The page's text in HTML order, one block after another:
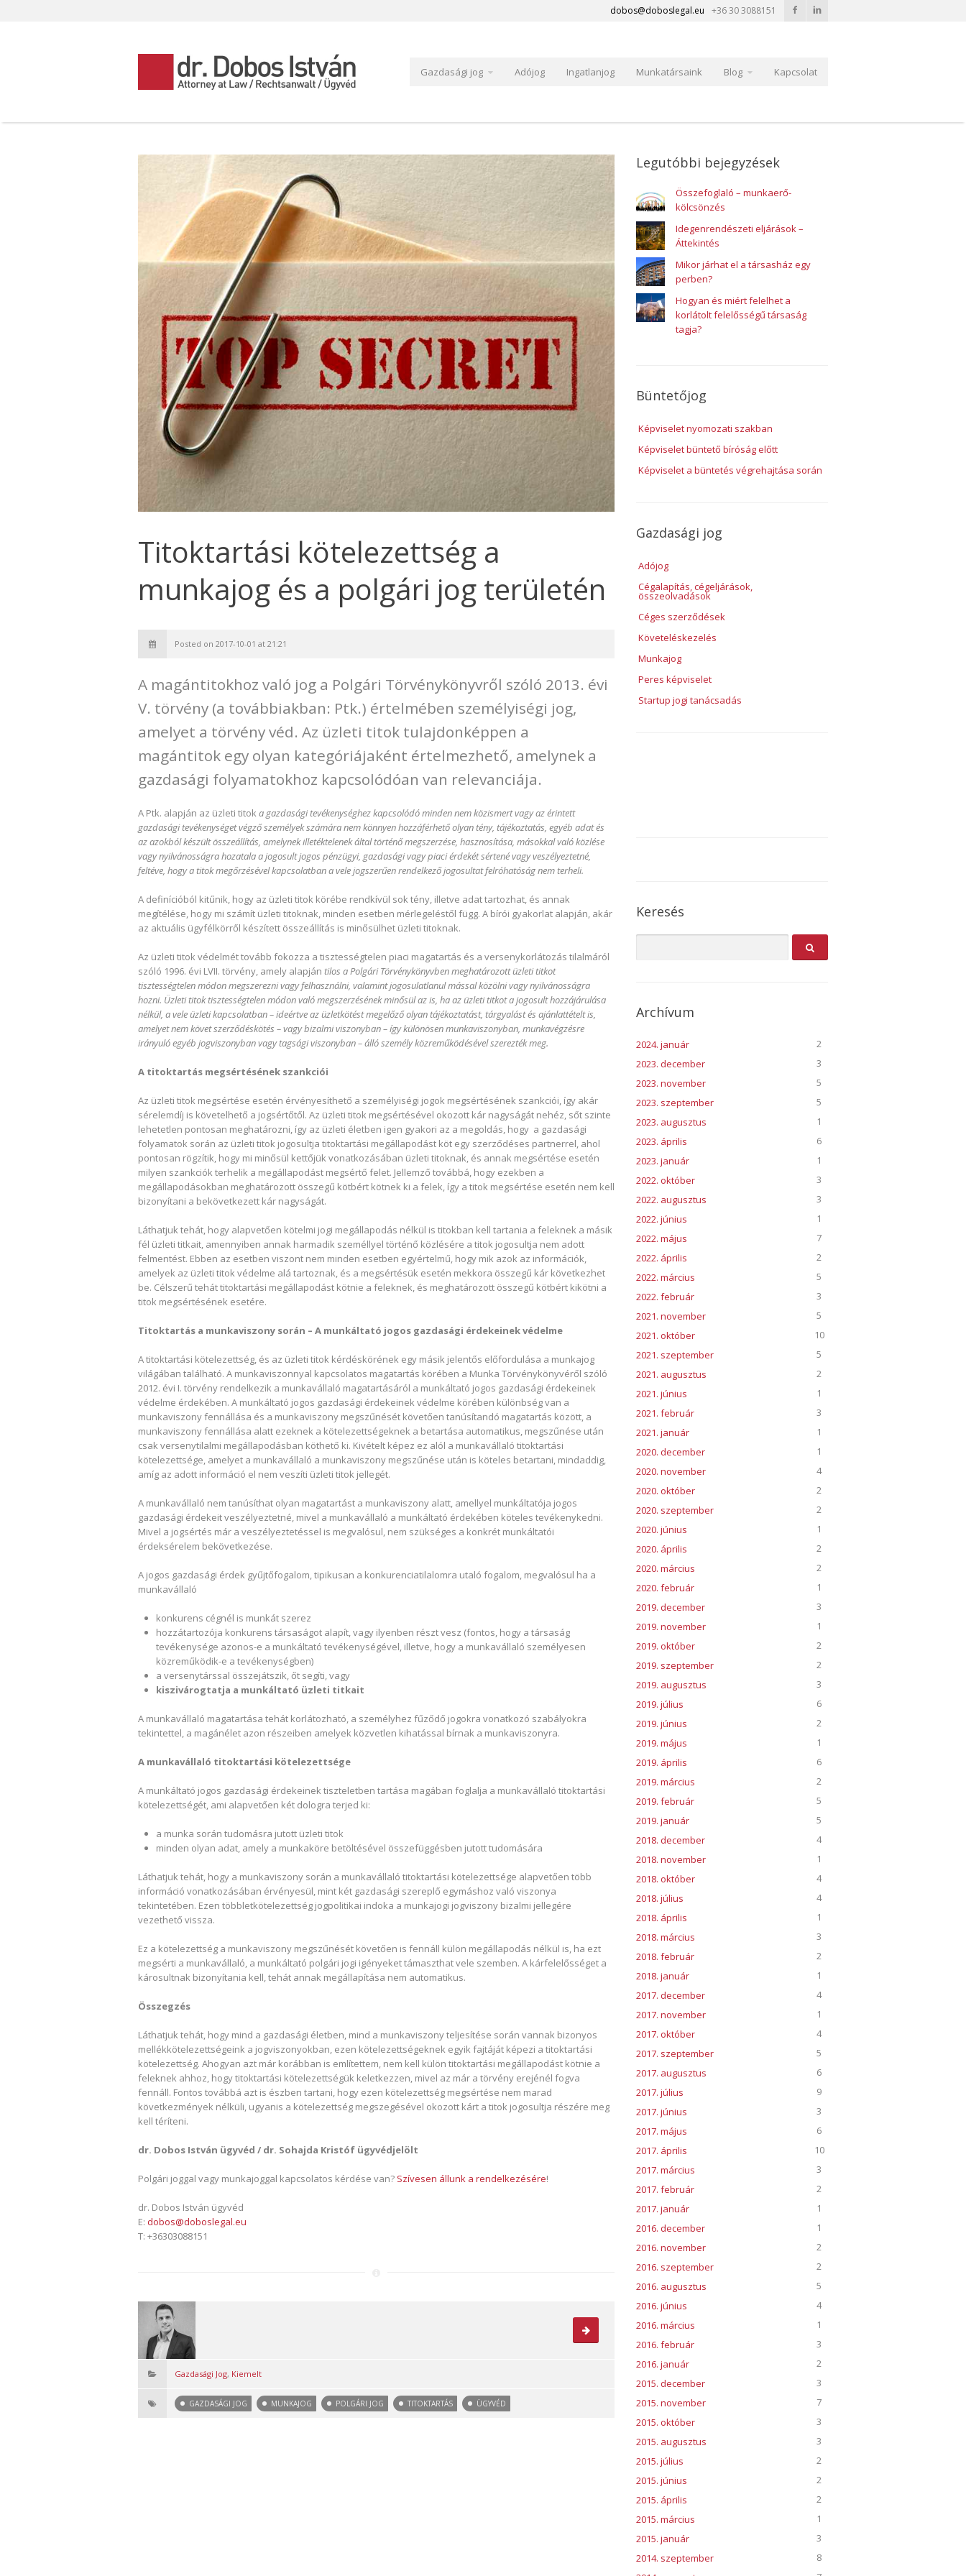
dobos@doboslegal.eu +36 30 3088151
Gazdasági jog Adójog Ingatlanjog Munkatársaink Blog Kapcsolat
Titoktartási kötelezettség a
munkajog és a polgári jog területén
Posted on 2017-10-01 at 21:21
A magántitokhoz való jog a Polgári Törvénykönyvről szóló 2013. évi
V. törvény (a továbbiakban: Ptk.) értelmében személyiségi jog,
amelyet a törvény véd. Az üzleti titok tulajdonképpen a
magántitok egy olyan kategóriájaként értelmezhető, amelynek a
gazdasági folyamatokhoz kapcsolódóan van relevanciája.
A Ptk. alapján az üzleti titoka gazdasági tevékenységhez kapcsolódó minden nem közismert vagy az érintett
gazdasági tevékenységet végző személyek számára nem könnyen hozzáférhető olyan tény, tájékoztatás, egyéb adat és
az azokból készült összeállítás, amelynek illetéktelenek által történő megszerzése, hasznosítása, másokkal való közlése
vagy nyilvánosságra hozatala a jogosult jogos pénzügyi, gazdasági vagy piaci érdekét sértené vagy veszélyeztetné,
feltéve, hogy a titok megőrzésével kapcsolatban a vele jogszerűen rendelkező jogosultat felróhatóság nem terheli.
A definícióból kitűnik, hogy az üzleti titok körébe rendkívül sok tény, illetve adat tartozhat, és annak
megítélése, hogy mi számít üzleti titoknak, minden esetben mérlegeléstől függ. A bírói gyakorlat alapján, akár
az aktuális ügyfélkörről készített összeállítás is minősülhet üzleti titoknak.
Az üzleti titok védelmét tovább fokozza a tisztességtelen piaci magatartás és a versenykorlátozás tilalmáról
szóló 1996. évi LVII. törvény, amely alapján tilos a Polgári Törvénykönyvben meghatározott üzleti titkot
tisztességtelen módon megszerezni vagy felhasználni, valamint jogosulatlanul mással közölni vagy nyilvánosságra
hozni. Üzleti titok tisztességtelen módon való megszerzésének minősül az is, ha az üzleti titkot a jogosult hozzájárulása
nélkül, a vele üzleti kapcsolatban – ideértve az üzletkötést megelőző olyan tájékoztatást, tárgyalást és ajánlattételt is,
amelyet nem követ szerződéskötés – vagy bizalmi viszonyban – így különösen munkaviszonyban, munkavégzésre
irányuló egyéb jogviszonyban vagy tagsági viszonyban – álló személy közreműködésével szerezték meg.
A titoktartás megsértésének szankciói
Az üzleti titok megsértése esetén érvényesíthető a személyiségi jogok megsértésének szankciói, így akár
sérelemdíj is követelhető a jogsértőtől. Az üzleti titok megsértésével okozott kár nagyságát nehéz, sőt szinte
lehetetlen pontosan meghatározni, így az üzleti életben igen gyakori az a megoldás, hogy a gazdasági
folyamatok során az üzleti titok jogosultja titoktartási megállapodást köt egy szerződéses partnerrel, ahol
pontosan rögzítik, hogy mi minősül kettőjük vonatkozásában üzleti titoknak, és annak megsértése esetén
milyen szankciók terhelik a megállapodást megsértő felet. Jellemző továbbá, hogy ezekben a
megállapodásokban meghatározott összegű kötbért kötnek ki a felek, így a titok megsértése esetén nem kell
bizonyítani a bekövetkezett kár nagyságát.
Láthatjuk tehát, hogy alapvetően kötelmi jogi megállapodás nélkül is titokban kell tartania a feleknek a másik
fél üzleti titkait, amennyiben annak harmadik személlyel történő közlésére a titok jogosultja nem adott
felmentést. Ebben az esetben viszont nem minden esetben egyértelmű, hogy mik azok az információk,
amelyek az üzleti titok védelme alá tartoznak, és a megsértésük esetén mekkora összegű kár következhet
be. Célszerű tehát titoktartási megállapodást kötnie a feleknek, és meghatározott összegű kötbért kikötni a
titok megsértésének esetére.
Titoktartás a munkaviszony során – A munkáltató jogos gazdasági érdekeinek védelme
A titoktartási kötelezettség, és az üzleti titok kérdéskörének egy másik jelentős előfordulása a munkajog
világában található. A munkaviszonnyal kapcsolatos magatartás körében a Munka Törvénykönyvéről szóló
2012. évi I. törvény rendelkezik a munkavállaló magatartásáról a munkáltató jogos gazdasági érdekeinek
védelme érdekében. A munkáltató jogos gazdasági érdekeinek védelme körében különbség van a
munkaviszony fennállása és a munkaviszony megszűnését követően tanúsítandó magatartás között, a
munkaviszony fennállása alatt ezeknek a kötelezettségeknek a betartása automatikus, megszűnése után
csak versenytilalmi megállapodásban köthető ki. Kivételt képez ez alól a munkavállaló titoktartási
kötelezettsége, amelyet a munkavállaló a munkaviszony megszűnése után is köteles betartani, mindaddig,
amíg az adott információ el nem veszíti üzleti titok jellegét.
A munkavállaló nem tanúsíthat olyan magatartást a munkaviszony alatt, amellyel munkáltatója jogos
gazdasági érdekeit veszélyeztetné, mivel a munkavállaló a munkáltató érdekében köteles tevékenykedni.
Mivel a jogsértés már a veszélyeztetéssel is megvalósul, nem szükséges a konkrét munkáltatói
érdeksérelem bekövetkezése.
A jogos gazdasági érdek gyűjtőfogalom, tipikusan a konkurenciatilalomra utaló fogalom, megvalósul ha a
munkavállaló
konkurens cégnél is munkát szerez
hozzátartozója konkurens társaságot alapít, vagy ilyenben részt vesz (fontos, hogy a társaság
tevékenysége azonos-e a munkáltató tevékenységével, illetve, hogy a munkavállaló személyesen
közreműködik-e a tevékenységben)
a versenytárssal összejátszik, őt segíti, vagy
kiszivárogtatja a munkáltató üzleti titkait
A munkavállaló magatartása tehát korlátozható, a személyhez fűződő jogokra vonatkozó szabályokra
tekintettel, a magánélet azon részeiben amelyek közvetlen kihatással bírnak a munkaviszonyra.
A munkavállaló titoktartási kötelezettsége
A munkáltató jogos gazdasági érdekeinek tiszteletben tartása magában foglalja a munkavállaló titoktartási
kötelezettségét, ami alapvetően két dologra terjed ki:
a munka során tudomásra jutott üzleti titok
minden olyan adat, amely a munkaköre betöltésével összefüggésben jutott tudomására
Láthatjuk tehát, hogy a munkaviszony során a munkavállaló titoktartási kötelezettsége alapvetően több
információ vonatkozásában érvényesül, mint két gazdasági szereplő egymáshoz való viszonya
tekintetében. Ezen többletkötelezettség jogpolitikai indoka a munkajogi jogviszony bizalmi jellegére
vezethető vissza.
Ez a kötelezettség a munkaviszony megszűnését követően is fennáll külön megállapodás nélkül is, ha ezt
megsérti a munkavállaló, a munkáltató polgári jogi igényeket támaszthat vele szemben. A kárfelelősséget a
károsultnak bizonyítania kell, tehát annak megállapítása nem automatikus.
Összegzés
Láthatjuk tehát, hogy mind a gazdasági életben, mind a munkaviszony teljesítése során vannak bizonyos
mellékkötelezettségeink a jogviszonyokban, ezen kötelezettségeknek egyik fajtáját képezi a titoktartási
kötelezettség. Ahogyan azt már korábban is említettem, nem kell külön titoktartási megállapodást kötnie a
feleknek ahhoz, hogy titoktartási kötelezettségük keletkezzen, mivel az már a törvény erejénél fogva
fennáll. Fontos továbbá azt is észben tartani, hogy ezen kötelezettség megsértése nem marad
következmények nélküli, ugyanis a kötelezettség megszegésével okozott kárt a titok jogosultja részére meg
kell téríteni.
dr. Dobos István ügyvéd / dr. Sohajda Kristóf ügyvédjelölt
Polgári joggal vagy munkajoggal kapcsolatos kérdése van? Szívesen állunk a rendelkezésére!
dr. Dobos István ügyvéd
E: dobos@doboslegal.eu
T: +36303088151
Gazdasági Jog, Kiemelt
GAZDASÁGI JOG MUNKAJOG POLGÁRI JOG TITOKTARTÁS ÜGYVÉD
Legutóbbi bejegyzések
Összefoglaló – munkaerő-
kölcsönzés
Idegenrendészeti eljárások –
Áttekintés
Mikor járhat el a társasház egy
perben?
Hogyan és miért felelhet a
korlátolt felelősségű társaság
tagja?
Büntetőjog
Képviselet nyomozati szakban
Képviselet büntető bíróság előtt
Képviselet a büntetés végrehajtása során
Gazdasági jog
Adójog
Cégalapítás, cégeljárások,
összeolvadások
Céges szerződések
Követeléskezelés
Munkajog
Peres képviselet
Startup jogi tanácsadás
Keresés
Archívum
2024. január
2
2023. december
3
2023. november
5
2023. szeptember
5
2023. augusztus
1
2023. április
6
2023. január
1
2022. október
3
2022. augusztus
3
2022. június
1
2022. május
7
2022. április
2
2022. március
5
2022. február
3
2021. november
5
2021. október
10
2021. szeptember
5
2021. augusztus
2
2021. június
1
2021. február
3
2021. január
1
2020. december
1
2020. november
4
2020. október
2
2020. szeptember
2
2020. június
1
2020. április
2
2020. március
2
2020. február
1
2019. december
3
2019. november
1
2019. október
2
2019. szeptember
2
2019. augusztus
3
2019. július
6
2019. június
2
2019. május
1
2019. április
6
2019. március
2
2019. február
5
2019. január
5
2018. december
4
2018. november
1
2018. október
4
2018. július
4
2018. április
1
2018. március
3
2018. február
2
2018. január
1
2017. december
4
2017. november
1
2017. október
4
2017. szeptember
5
2017. augusztus
6
2017. július
9
2017. június
3
2017. május
6
2017. április
10
2017. március
3
2017. február
2
2017. január
1
2016. december
1
2016. november
2
2016. szeptember
2
2016. augusztus
5
2016. június
4
2016. március
1
2016. február
3
2016. január
2
2015. december
3
2015. november
7
2015. október
3
2015. augusztus
3
2015. július
2
2015. június
2
2015. április
2
2015. március
1
2015. január
3
2014. szeptember
8